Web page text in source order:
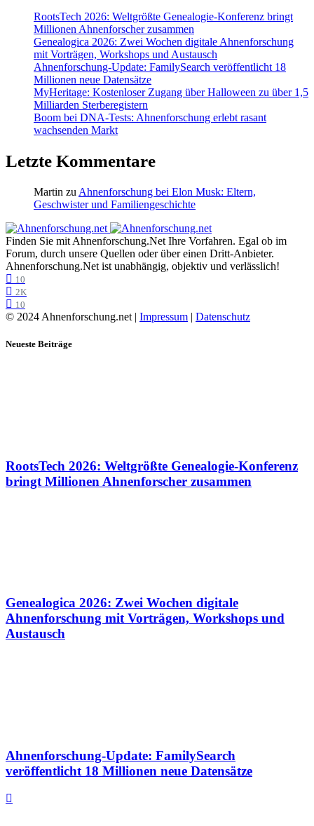
RootsTech 2026: Weltgrößte Genealogie-Konferenz bringt
Millionen Ahnenforscher zusammen
Genealogica 2026: Zwei Wochen digitale Ahnenforschung
mit Vorträgen, Workshops und Austausch
Ahnenforschung-Update: FamilySearch veröffentlicht 18
Millionen neue Datensätze
MyHeritage: Kostenloser Zugang über Halloween zu über 1,5
Milliarden Sterberegistern
Boom bei DNA-Tests: Ahnenforschung erlebt rasant
wachsenden Markt
Letzte Kommentare
Martin zu Ahnenforschung bei Elon Musk: Eltern,
Geschwister und Familiengeschichte
Finden Sie mit Ahnenforschung.Net Ihre Vorfahren. Egal ob im
Forum, durch unsere Quellen oder über einen Dritt-Anbieter.
Ahnenforschung.Net ist unabhängig, objektiv und verlässlich!
10
2K
10
© 2024 Ahnenforschung.net | Impressum | Datenschutz
Neueste Beiträge
RootsTech 2026: Weltgrößte Genealogie-Konferenz
bringt Millionen Ahnenforscher zusammen
Genealogica 2026: Zwei Wochen digitale
Ahnenforschung mit Vorträgen, Workshops und
Austausch
Ahnenforschung-Update: FamilySearch
veröffentlicht 18 Millionen neue Datensätze